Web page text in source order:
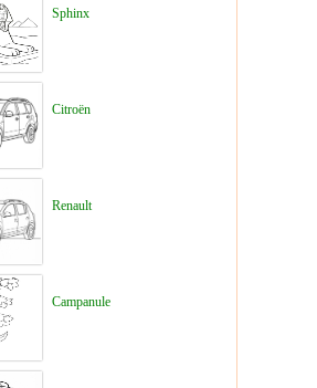
Sphinx
Citroën
Renault
Campanule